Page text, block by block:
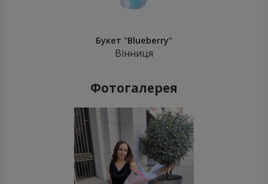
Букет "Blueberry"
Вінниця
Фотогалерея